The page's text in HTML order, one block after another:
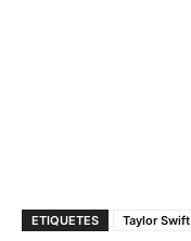
ETIQUETES Taylor Swift